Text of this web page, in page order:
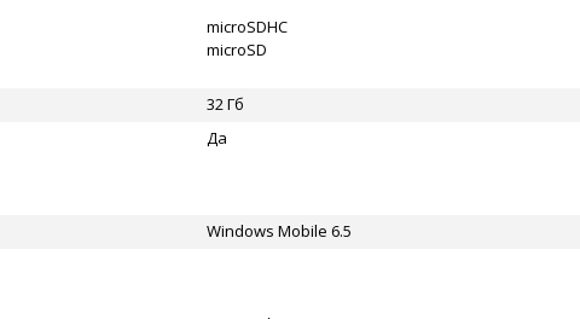
microSDHC
microSD
32 Гб
Да
Windows Mobile 6.5